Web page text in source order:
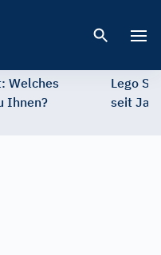
Welches
Ihnen?
Lego
seit